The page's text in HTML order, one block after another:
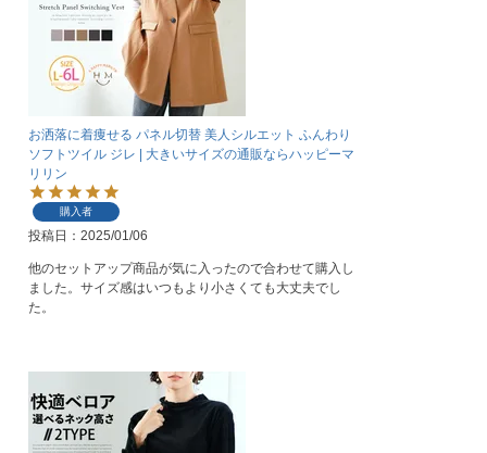
お洒落に着痩せる パネル切替 美人シルエット ふんわり
ソフトツイル ジレ | 大きいサイズの通販ならハッピーマ
リリン
購入者
投稿日 2025/01/06
他のセットアップ商品が気に入ったので合わせて購入し
ました。サイズ感はいつもより小さくても大丈夫でし
た。